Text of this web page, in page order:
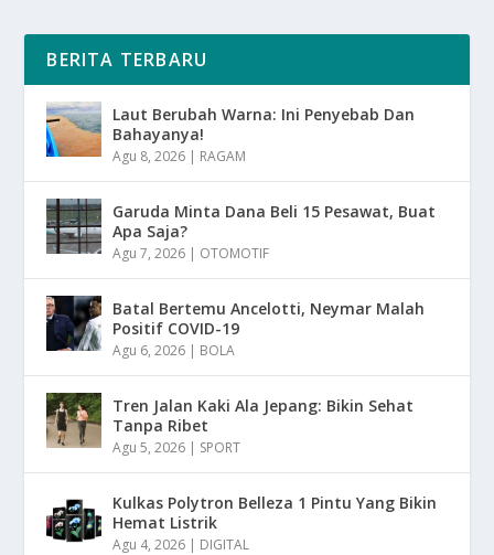
BERITA TERBARU
Laut Berubah Warna: Ini Penyebab Dan
Bahayanya!
Agu 8, 2026 | RAGAM
Garuda Minta Dana Beli 15 Pesawat, Buat
Apa Saja?
Agu 7, 2026 | OTOMOTIF
Batal Bertemu Ancelotti, Neymar Malah
Positif COVID-19
Agu 6, 2026 | BOLA
Tren Jalan Kaki Ala Jepang: Bikin Sehat
Tanpa Ribet
Agu 5, 2026 | SPORT
Kulkas Polytron Belleza 1 Pintu Yang Bikin
Hemat Listrik
Agu 4, 2026 | DIGITAL